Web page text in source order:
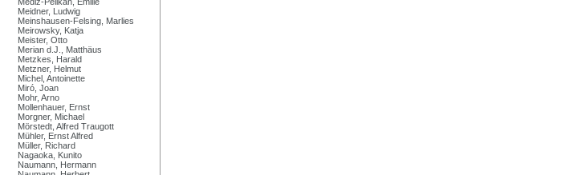
Meidner, Ludwig
Meinshausen-Felsing, Marlies
Meirowsky, Katja
Meister, Otto
Merian d.J., Matthäus
Metzkes, Harald
Metzner, Helmut
Michel, Antoinette
Miró, Joan
Mohr, Arno
Mollenhauer, Ernst
Morgner, Michael
Mörstedt, Alfred Traugott
Mühler, Ernst Alfred
Müller, Richard
Nagaoka, Kunito
Naumann, Hermann